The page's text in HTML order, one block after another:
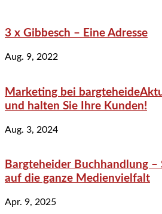
3 x Gibbesch – Eine Adresse
Aug. 9, 2022
Marketing bei
und halten Sie Ihre Kunden!
Aug. 3, 2024
Bargteheider Buchhandlung
auf die ganze Medienvielfalt
Apr. 9, 2025